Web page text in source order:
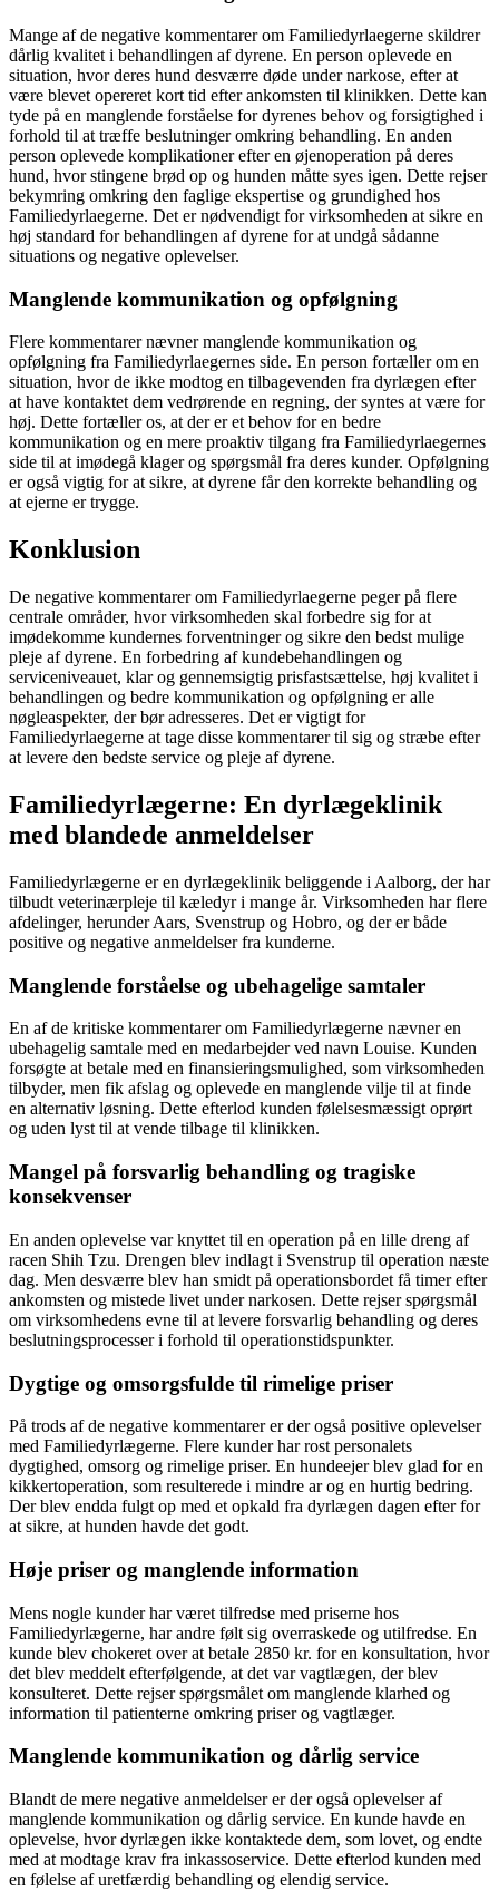
Mange af de negative kommentarer om Familiedyrlaegerne skildrer
dårlig kvalitet i behandlingen af dyrene. En person oplevede en
situation, hvor deres hund desværre døde under narkose, efter at
være blevet opereret kort tid efter ankomsten til klinikken. Dette kan
tyde på en manglende forståelse for dyrenes behov og forsigtighed i
forhold til at træffe beslutninger omkring behandling. En anden
person oplevede komplikationer efter en øjenoperation på deres
hund, hvor stingene brød op og hunden måtte syes igen. Dette rejser
bekymring omkring den faglige ekspertise og grundighed hos
Familiedyrlaegerne. Det er nødvendigt for virksomheden at sikre en
høj standard for behandlingen af dyrene for at undgå sådanne
situations og negative oplevelser.
Manglende kommunikation og opfølgning
Flere kommentarer nævner manglende kommunikation og
opfølgning fra Familiedyrlaegernes side. En person fortæller om en
situation, hvor de ikke modtog en tilbagevenden fra dyrlægen efter
at have kontaktet dem vedrørende en regning, der syntes at være for
høj. Dette fortæller os, at der er et behov for en bedre
kommunikation og en mere proaktiv tilgang fra Familiedyrlaegernes
side til at imødegå klager og spørgsmål fra deres kunder. Opfølgning
er også vigtig for at sikre, at dyrene får den korrekte behandling og
at ejerne er trygge.
Konklusion
De negative kommentarer om Familiedyrlaegerne peger på flere
centrale områder, hvor virksomheden skal forbedre sig for at
imødekomme kundernes forventninger og sikre den bedst mulige
pleje af dyrene. En forbedring af kundebehandlingen og
serviceniveauet, klar og gennemsigtig prisfastsættelse, høj kvalitet i
behandlingen og bedre kommunikation og opfølgning er alle
nøgleaspekter, der bør adresseres. Det er vigtigt for
Familiedyrlaegerne at tage disse kommentarer til sig og stræbe efter
at levere den bedste service og pleje af dyrene.
Familiedyrlægerne: En dyrlægeklinik
med blandede anmeldelser
Familiedyrlægerne er en dyrlægeklinik beliggende i Aalborg, der har
tilbudt veterinærpleje til kæledyr i mange år. Virksomheden har flere
afdelinger, herunder Aars, Svenstrup og Hobro, og der er både
positive og negative anmeldelser fra kunderne.
Manglende forståelse og ubehagelige samtaler
En af de kritiske kommentarer om Familiedyrlægerne nævner en
ubehagelig samtale med en medarbejder ved navn Louise. Kunden
forsøgte at betale med en finansieringsmulighed, som virksomheden
tilbyder, men fik afslag og oplevede en manglende vilje til at finde
en alternativ løsning. Dette efterlod kunden følelsesmæssigt oprørt
og uden lyst til at vende tilbage til klinikken.
Mangel på forsvarlig behandling og tragiske
konsekvenser
En anden oplevelse var knyttet til en operation på en lille dreng af
racen Shih Tzu. Drengen blev indlagt i Svenstrup til operation næste
dag. Men desværre blev han smidt på operationsbordet få timer efter
ankomsten og mistede livet under narkosen. Dette rejser spørgsmål
om virksomhedens evne til at levere forsvarlig behandling og deres
beslutningsprocesser i forhold til operationstidspunkter.
Dygtige og omsorgsfulde til rimelige priser
På trods af de negative kommentarer er der også positive oplevelser
med Familiedyrlægerne. Flere kunder har rost personalets
dygtighed, omsorg og rimelige priser. En hundeejer blev glad for en
kikkertoperation, som resulterede i mindre ar og en hurtig bedring.
Der blev endda fulgt op med et opkald fra dyrlægen dagen efter for
at sikre, at hunden havde det godt.
Høje priser og manglende information
Mens nogle kunder har været tilfredse med priserne hos
Familiedyrlægerne, har andre følt sig overraskede og utilfredse. En
kunde blev chokeret over at betale 2850 kr. for en konsultation, hvor
det blev meddelt efterfølgende, at det var vagtlægen, der blev
konsulteret. Dette rejser spørgsmålet om manglende klarhed og
information til patienterne omkring priser og vagtlæger.
Manglende kommunikation og dårlig service
Blandt de mere negative anmeldelser er der også oplevelser af
manglende kommunikation og dårlig service. En kunde havde en
oplevelse, hvor dyrlægen ikke kontaktede dem, som lovet, og endte
med at modtage krav fra inkassoservice. Dette efterlod kunden med
en følelse af uretfærdig behandling og elendig service.